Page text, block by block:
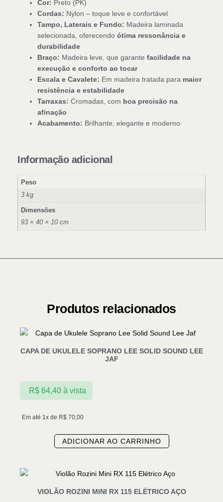
Cor: Preto (PK)
Cordas: Nylon – toque leve e confortável
Tampo, Laterais e Fundo: Madeira laminada
selecionada, oferecendo ótima ressonância e
durabilidade
Braço: Madeira leve, que garante facilidade na
execução e conforto ao tocar
Escala e Cavalete: Em madeira tratada para maior
resistência e estabilidade
Tarraxas: Cromadas, com boa precisão na
afinação
Acabamento: Brilhante, elegante e moderno
Informação adicional
Peso
3 kg
Dimensões
93 × 40 × 10 cm
Produtos relacionados
CAPA DE UKULELE SOPRANO LEE SOLID SOUND LEE
JAF
Em até 1x de R$ 70,00
R$64,40 à vista
ADICIONAR AO CARRINHO
VIOLÃO ROZINI MINI RX 115 ELÉTRICO AÇO